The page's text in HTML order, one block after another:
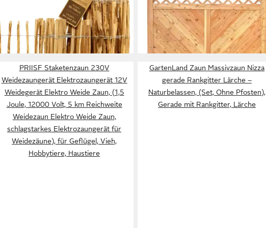
Teichzaun Holzzaun Bauernzaun 50
59,99 €
(8,80 €/ 1 m)
-27%
in 2-3 Werktagen bei dir
Rankgitter 180x180 cm Lärche –
Naturbelassen
269,95 € 289,95 €
-7%
lieferbar in 5 Wochen
PRIISF Staketenzaun 230V
Weidezaungerät Elektrozaungerät 12V
Weidegerät Elektro Weide Zaun, (1,5
Joule, 12000 Volt, 5 km Reichweite
Weidezaun Elektro Weide Zaun,
schlagstarkes Elektrozaungerät für
Weidezäune), für Geflügel, Vieh,
Hobbytiere, Haustiere
GartenLand Zaun Massivzaun Nizza
gerade Rankgitter Lärche –
Naturbelassen, (Set, Ohne Pfosten),
Gerade mit Rankgitter, Lärche